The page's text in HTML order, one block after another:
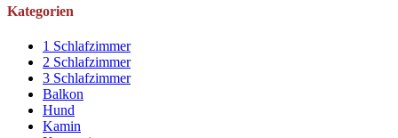
Kategorien
1 Schlafzimmer
2 Schlafzimmer
3 Schlafzimmer
Balkon
Hund
Kamin